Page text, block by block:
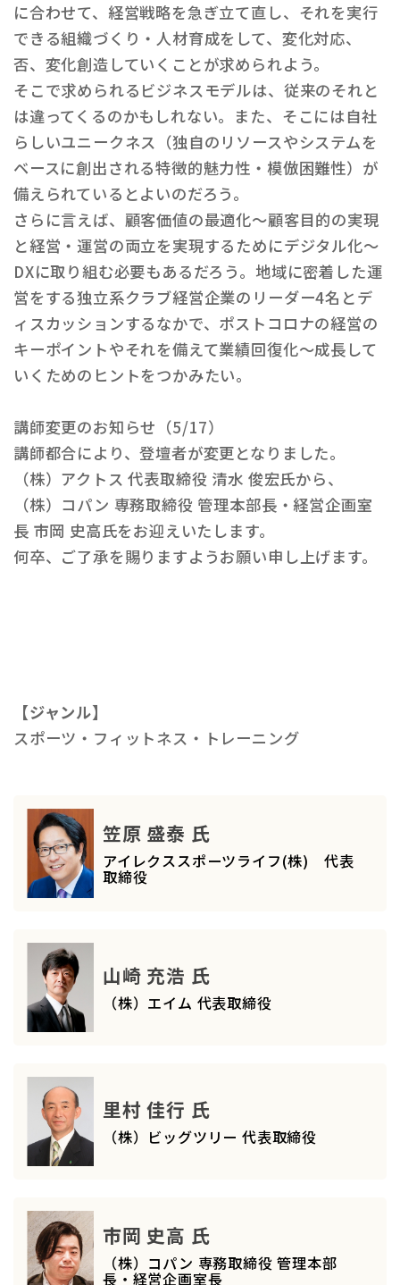
に合わせて、経営戦略を急ぎ立て直し、それを実行
できる組織づくり・人材育成をして、変化対応、
否、変化創造していくことが求められよう。
そこで求められるビジネスモデルは、従来のそれと
は違ってくるのかもしれない。また、そこには自社
らしいユニークネス（独自のリソースやシステムを
ベースに創出される特徴的魅力性・模倣困難性）が
備えられているとよいのだろう。
さらに言えば、顧客価値の最適化～顧客目的の実現
と経営・運営の両立を実現するためにデジタル化～
DXに取り組む必要もあるだろう。地域に密着した運
営をする独立系クラブ経営企業のリーダー4名とデ
ィスカッションするなかで、ポストコロナの経営の
キーポイントやそれを備えて業績回復化～成長して
いくためのヒントをつかみたい。
講師変更のお知らせ（5/17）
講師都合により、登壇者が変更となりました。
（株）アクトス 代表取締役 清水 俊宏氏から、
（株）コパン 専務取締役 管理本部長・経営企画室
長 市岡 史高氏をお迎えいたします。
何卒、ご了承を賜りますようお願い申し上げます。
【ジャンル】
スポーツ・フィットネス・トレーニング
笠原 盛泰 氏
アイレクススポーツライフ(株) 代表
取締役
山崎 充浩 氏
（株）エイム 代表取締役
里村 佳行 氏
（株）ビッグツリー 代表取締役
市岡 史高 氏
（株）コパン 専務取締役 管理本部
長・経営企画室長